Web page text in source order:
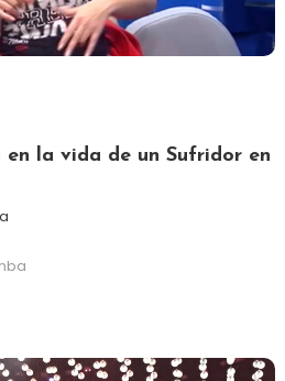
en la vida de un Sufridor en